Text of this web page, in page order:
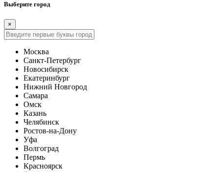
Выберите город
×
Москва
Санкт-Петербург
Новосибирск
Екатеринбург
Нижний Новгород
Самара
Омск
Казань
Челябинск
Ростов-на-Дону
Уфа
Волгоград
Пермь
Красноярск